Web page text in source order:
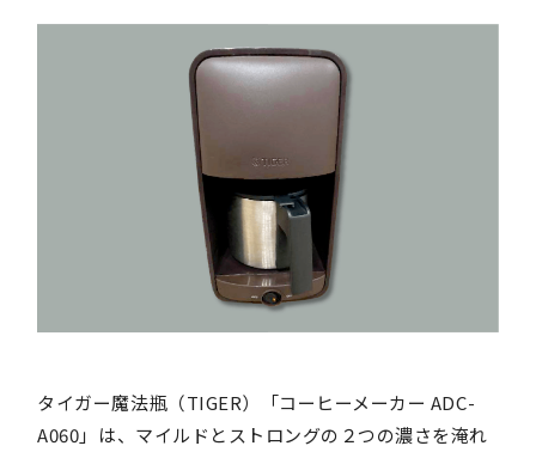
タイガー魔法瓶（TIGER）「コーヒーメーカー ADC-
A060」は、マイルドとストロングの２つの濃さを淹れ